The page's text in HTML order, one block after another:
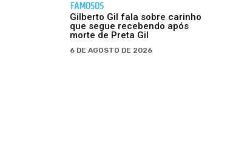
FAMOSOS
Gilberto Gil fala sobre carinho
que segue recebendo após
morte de Preta Gil
6 DE AGOSTO DE 2026